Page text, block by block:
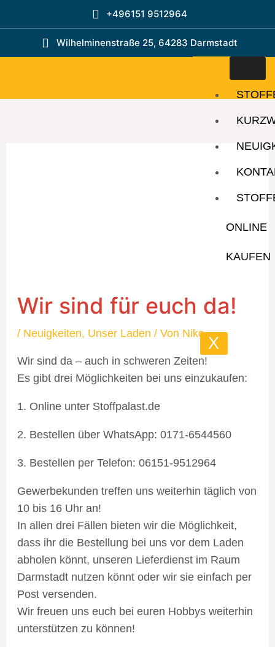
Inhalt
+496151 9512964
Wilhelminenstraße 25, 64283 Darmstadt
ONLINE
KAUFEN
X
Wir sind für euch da!
/ Neuigkeiten, Unser Laden / Von Niko
Wir sind da – auch in schweren Zeiten!
Es gibt drei Möglichkeiten bei uns einzukaufen:
1. Online unter Stoffpalast.de
2. Bestellen über WhatsApp: 0171-6544560
3. Bestellen per Telefon: 06151-9512964
Gewerbekunden treffen uns weiterhin täglich von
10 bis 16 Uhr an!
In allen drei Fällen bieten wir die Möglichkeit,
dass ihr die Bestellung bei uns vor dem Laden
abholen könnt, unseren Lieferdienst im Raum
Darmstadt nutzen könnt oder wir sie einfach per
Post versenden.
Wir freuen uns euch bei euren Hobbys weiterhin
unterstützen zu können!